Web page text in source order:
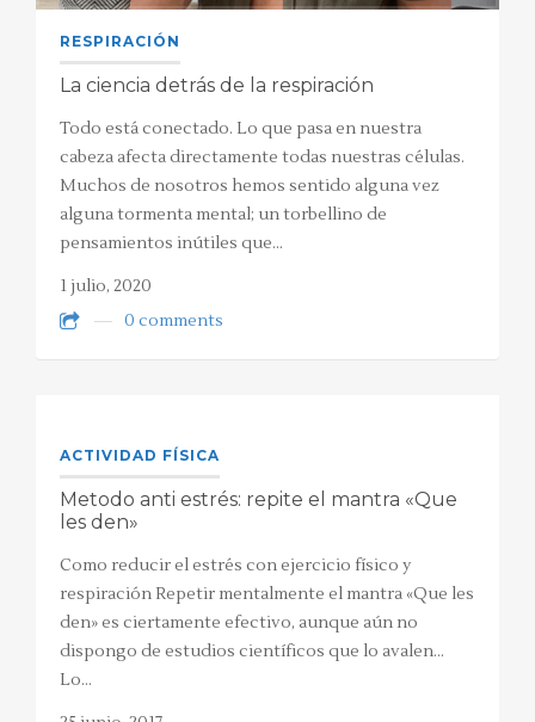
RESPIRACIÓN
La ciencia detrás de la respiración
Todo está conectado. Lo que pasa en nuestra
cabeza afecta directamente todas nuestras células.
Muchos de nosotros hemos sentido alguna vez
alguna tormenta mental; un torbellino de
pensamientos inútiles que…
1 julio, 2020
0 comments
ACTIVIDAD FÍSICA
Metodo anti estrés: repite el mantra «Que
les den»
Como reducir el estrés con ejercicio físico y
respiración Repetir mentalmente el mantra «Que les
den» es ciertamente efectivo, aunque aún no
dispongo de estudios científicos que lo avalen…
Lo…